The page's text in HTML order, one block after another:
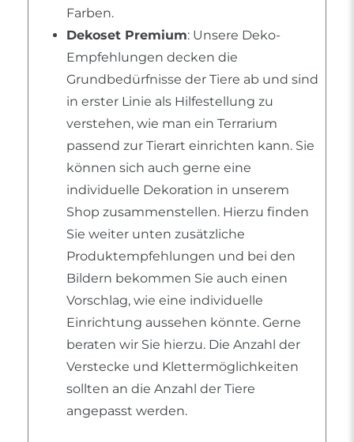
Farben.
Dekoset Premium: Unsere Deko-
Empfehlungen decken die
Grundbedürfnisse der Tiere ab und sind
in erster Linie als Hilfestellung zu
verstehen, wie man ein Terrarium
passend zur Tierart einrichten kann. Sie
können sich auch gerne eine
individuelle Dekoration in unserem
Shop zusammenstellen. Hierzu finden
Sie weiter unten zusätzliche
Produktempfehlungen und bei den
Bildern bekommen Sie auch einen
Vorschlag, wie eine individuelle
Einrichtung aussehen könnte. Gerne
beraten wir Sie hierzu. Die Anzahl der
Verstecke und Klettermöglichkeiten
sollten an die Anzahl der Tiere
angepasst werden.